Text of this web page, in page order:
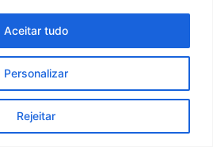
Personalizar
Rejeitar
Aceitar tudo